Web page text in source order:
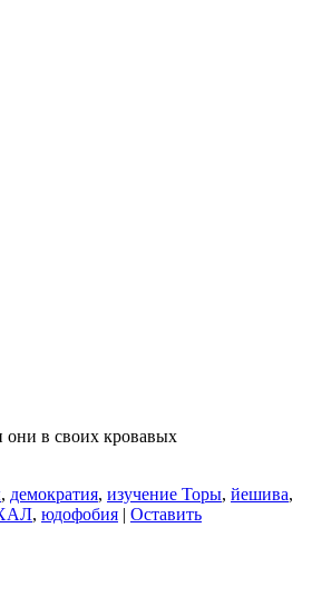
они в своих кровавых
, демократия, изучение Торы, йешива,
, юдофобия | Оставить